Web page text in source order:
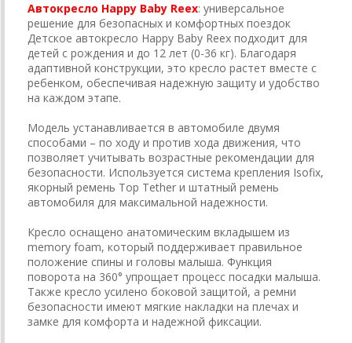
Автокресло Happy Baby Reex: универсальное
решение для безопасных и комфортных поездок
Детское автокресло Happy Baby Reex подходит для
детей с рождения и до 12 лет (0-36 кг). Благодаря
адаптивной конструкции, это кресло растет вместе с
ребенком, обеспечивая надежную защиту и удобство
на каждом этапе.
Модель устанавливается в автомобиле двумя
способами – по ходу и против хода движения, что
позволяет учитывать возрастные рекомендации для
безопасности. Используется система крепления Isofix,
якорный ремень Top Tether и штатный ремень
автомобиля для максимальной надежности.
Кресло оснащено анатомическим вкладышем из
memory foam, который поддерживает правильное
положение спины и головы малыша. Функция
поворота на 360° упрощает процесс посадки малыша.
Также кресло усилено боковой защитой, а ремни
безопасности имеют мягкие накладки на плечах и
замке для комфорта и надежной фиксации.